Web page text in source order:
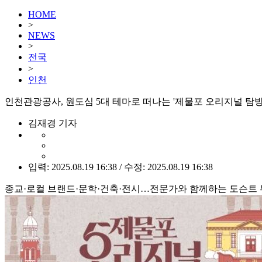
HOME
>
NEWS
>
전국
>
인천
인천관광공사, 원도심 5대 테마로 떠나는 '제물포 오리지널 탐
김재경 기자
입력: 2025.08.19 16:38 / 수정: 2025.08.19 16:38
종교·로컬 브랜드·문학·건축·전시…전문가와 함께하는 도슨트